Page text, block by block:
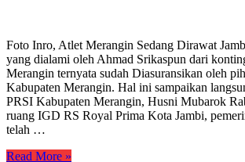
Foto Inro, Atlet Merangin Sedang Dirawat
yang dialami oleh Ahmad Srikaspun dari
Merangin ternyata sudah Diasuransikan oleh
Kabupaten Merangin. Hal ini sampaikan
PRSI Kabupaten Merangin, Husni Mubarok
ruang IGD RS Royal Prima Kota Jambi,
telah …
Read More »